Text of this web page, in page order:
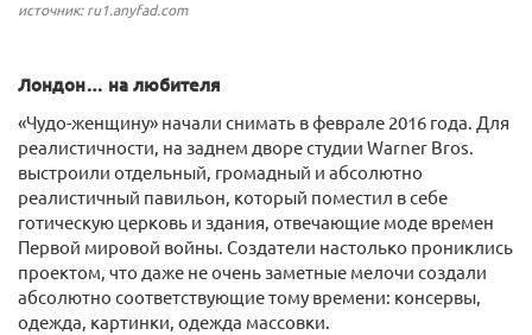
источник: ru1.anyfad.com
Лондон… на любителя
«Чудо-женщину» начали снимать в феврале 2016 года. Для
реалистичности, на заднем дворе студии Warner Bros.
выстроили отдельный, громадный и абсолютно
реалистичный павильон, который поместил в себе
готическую церковь и здания, отвечающие моде времен
Первой мировой войны. Создатели настолько прониклись
проектом, что даже не очень заметные мелочи создали
абсолютно соответствующие тому времени: консервы,
одежда, картинки, одежда массовки.